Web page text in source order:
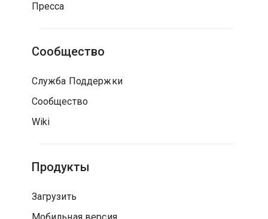
Пресса
Сообщество
Служба Поддержки
Сообщество
Wiki
Продукты
Загрузить